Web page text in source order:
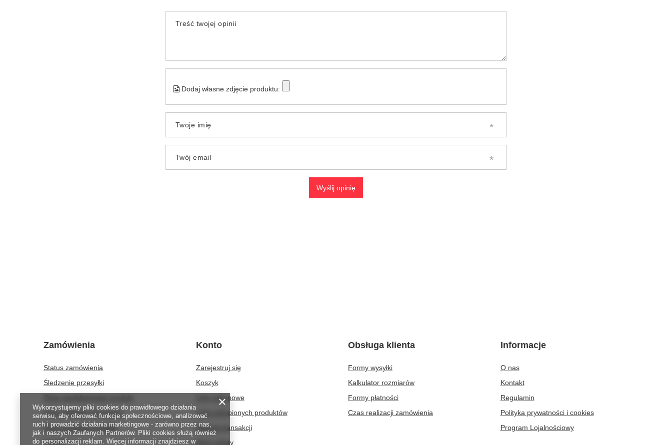
Treść twojej opinii
Dodaj własne zdjęcie produktu:
Twoje imię
Twój email
Wyślij opinię
Zamówienia
Status zamówienia
Śledzenie przesyłki
Chcę odstąpić od umowy
Chcę wymienić produkt
Kontakt
Konto
Zarejestruj się
Koszyk
Listy zakupowe
Lista zakupionych produktów
Historia transakcji
Moje rabaty
Obsługa klienta
Formy wysyłki
Kalkulator rozmiarów
Formy płatności
Czas realizacji zamówienia
Informacje
O nas
Kontakt
Regulamin
Polityka prywatności i cookies
Program Lojalnościowy
Wykorzystujemy pliki cookies do prawidłowego działania
serwisu, aby oferować funkcje społecznościowe, analizować
ruch i prowadzić działania marketingowe - zarówno przez nas,
jak i naszych Zaufanych Partnerów. Pliki cookies służą również
do personalizacji reklam. Więcej informacji znajdziesz w